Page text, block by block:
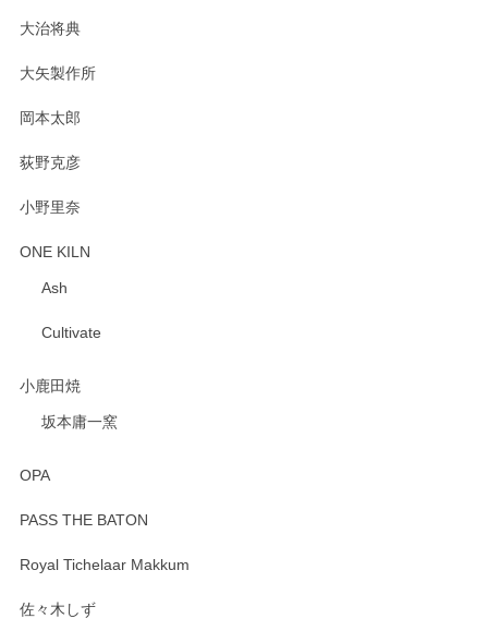
大治将典
大矢製作所
岡本太郎
荻野克彦
小野里奈
ONE KILN
Ash
Cultivate
小鹿田焼
坂本庸一窯
OPA
PASS THE BATON
Royal Tichelaar Makkum
佐々木しず